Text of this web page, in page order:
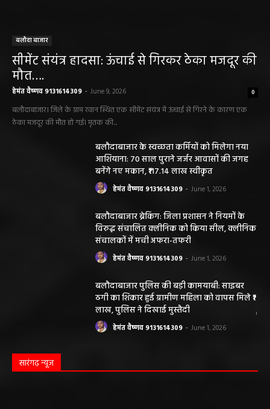
बलौदा बाजार
सीमेंट संयंत्र हादसा: ऊंचाई से गिरकर ठेका मजदूर की
मौत….
हेमंत वैष्णव 9131614309 - June 9, 2026 0
बलौदाबाजार। जिले के ग्राम रवान स्थित एक सीमेंट संयंत्र में ऊंचाई से गिरने के कारण एक
ठेका मजदूर की मौत हो गई। मृतक की...
बलौदाबाजार के स्वच्छता कर्मियों को मिलेगा नया
आशियाना: 70 साल पुराने जर्जर आवासों की जगह
बनेंगे नए मकान, ₹117.14 लाख स्वीकृत
हेमंत वैष्णव 9131614309 - June 1, 2026
बलौदाबाजार ब्रेकिंग: जिला प्रशासन ने नियमों के
विरुद्ध संचालित क्लीनिक को किया सील, क्लीनिक
संचालकों में मची अफरा-तफरी
हेमंत वैष्णव 9131614309 - June 1, 2026
बलौदाबाजार पुलिस की बड़ी कामयाबी: साइबर
ठगी का शिकार हुई ग्रामीण महिला को वापस मिले ₹1
लाख, पुलिस ने दिखाई मुस्तैदी
हेमंत वैष्णव 9131614309 - June 1, 2026
सारंगढ़ न्यूज़